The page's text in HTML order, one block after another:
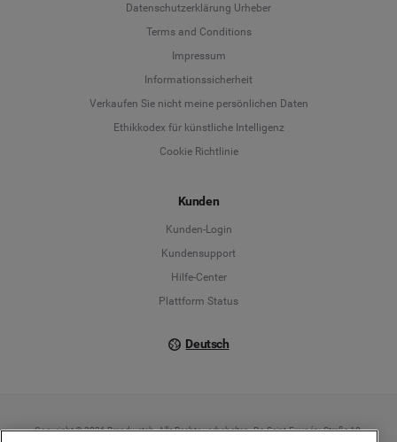
Datenschutzerklärung Urheber
Terms and Conditions
Impressum
Informationssicherheit
Verkaufen Sie nicht meine persönlichen Daten
Ethikkodex für künstliche Intelligenz
Cookie Richtlinie
Kunden
Kunden-Login
Kundensupport
Hilfe-Center
Plattform Status
Deutsch
Deutsch
English
Copyright © 2026 Brandwatch. Alle Rechte vorbehalten. De-Saint-Exupéry-Straße 10,